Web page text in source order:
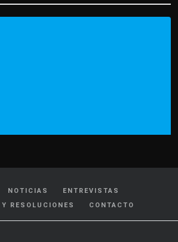
NOTICIAS
ENTREVISTAS
RESOLUCIONES
CONTACTO